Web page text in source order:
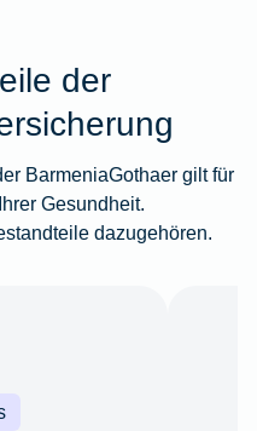
der
BarmeniaGothaer gilt für
Gesundheit.
dazugehören.